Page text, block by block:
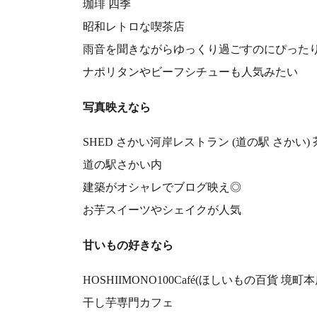
珈琲 四季
昭和レトロな喫茶店
雨音を聞きながらゆっくり過ごすのにぴったり
ナポリタンやビーフシチューも人気みたい
写真映えなら
SHED さかい河岸レストラン (道の駅 さかい)
道の駅さかい内
建築がオシャレでブログ映え◎
お芋スイーツやシェイクが人気
甘いもの好きなら
HOSHIIMONO100Café(ほしいもの百貨 境町
干し芋専門カフェ